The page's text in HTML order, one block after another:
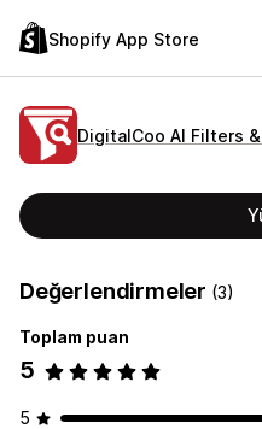
Shopify App Store
DigitalCoo AI Filters
Değerlendirmeler (3)
Toplam puan
5
5